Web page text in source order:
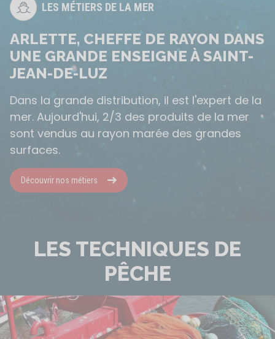
LES MÉTIERS DE LA MER
ARLETTE, CHEFFE DE RAYON DANS
UNE GRANDE ENSEIGNE À SAINT-
JEAN-DE-LUZ
Dans la grande distribution, il est l'expert de la
mer. Aujourd'hui, 2/3 des produits de la mer
sont vendus au rayon marée des grandes
surfaces.
Découvrir nos métiers
LES TECHNIQUES DE
PÊCHE